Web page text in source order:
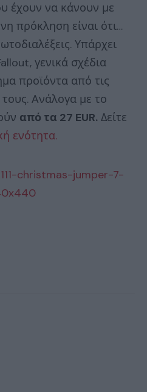
έχουν να κάνουν με
πρόκληση είναι ότι…
Υπάρχει
γενικά σχέδια
προϊόντα από τις
τους. Ανάλογα με το
από τα 27 EUR. Δείτε
ενότητα.